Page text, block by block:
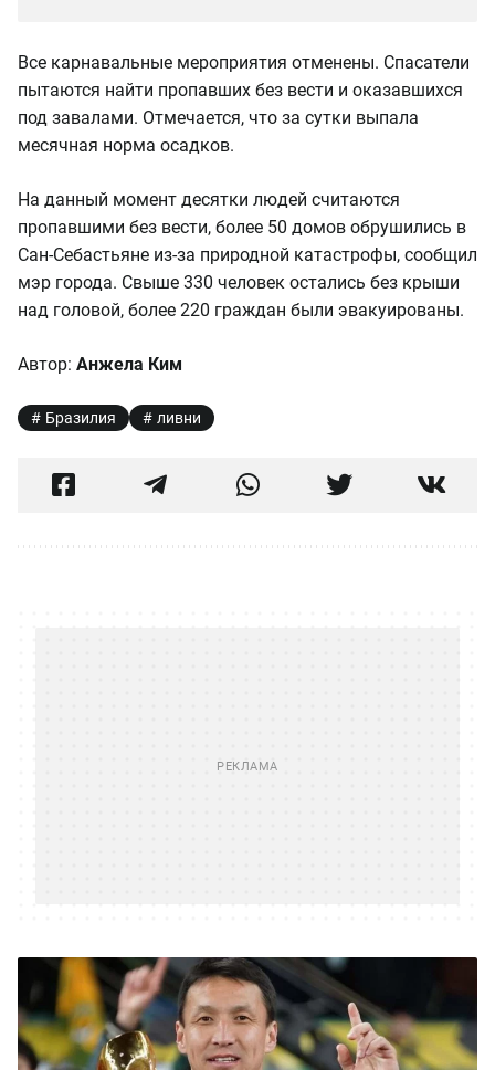
Все карнавальные мероприятия отменены. Спасатели
пытаются найти пропавших без вести и оказавшихся
под завалами. Отмечается, что за сутки выпала
месячная норма осадков.
На данный момент десятки людей считаются
пропавшими без вести, более 50 домов обрушились в
Сан-Себастьяне из-за природной катастрофы, сообщил
мэр города. Свыше 330 человек остались без крыши
над головой, более 220 граждан были эвакуированы.
Автор: Анжела Ким
Бразилия ливни